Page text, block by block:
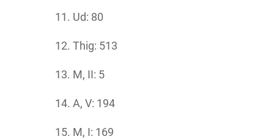
Ud: 80
Thig: 513
M, II: 5
A, V: 194
M, I: 169